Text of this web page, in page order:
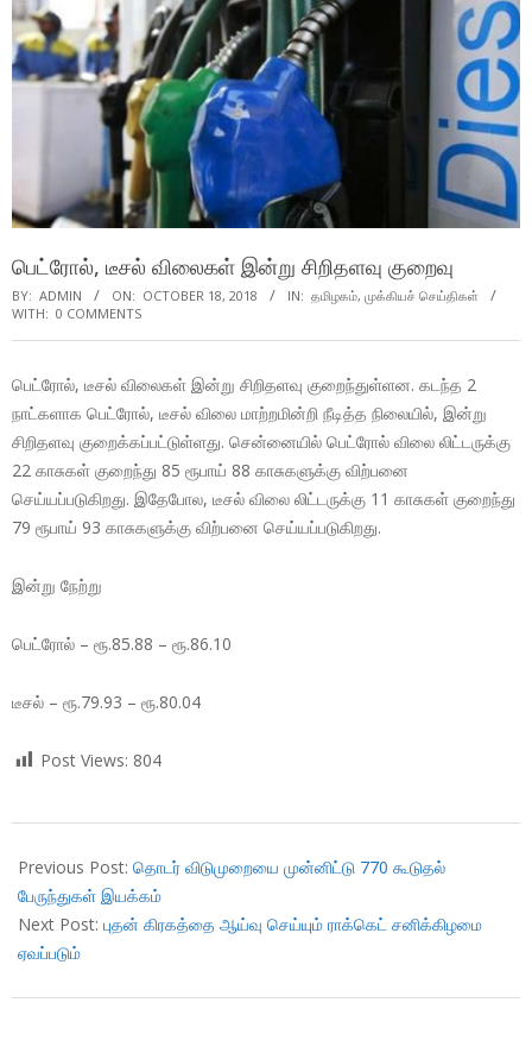
பெட்ரோல், டீசல் விலைகள் இன்று சிறிதளவு குறைவு
BY: ADMIN ON: OCTOBER 18, 2018 IN: தமிழகம், முக்கியச் செய்திகள்
WITH: 0 COMMENTS
பெட்ரோல், டீசல் விலைகள் இன்று சிறிதளவு குறைந்துள்ளன. கடந்த 2
நாட்களாக பெட்ரோல், டீசல் விலை மாற்றமின்றி நீடித்த நிலையில், இன்று
சிறிதளவு குறைக்கப்பட்டுள்ளது. சென்னையில் பெட்ரோல் விலை லிட்டருக்கு
22 காசுகள் குறைந்து 85 ரூபாய் 88 காசுகளுக்கு விற்பனை
செய்யப்படுகிறது. இதேபோல, டீசல் விலை லிட்டருக்கு 11 காசுகள் குறைந்து
79 ரூபாய் 93 காசுகளுக்கு விற்பனை செய்யப்படுகிறது.
இன்று நேற்று
பெட்ரோல் – ரூ.85.88 – ரூ.86.10
டீசல் – ரூ.79.93 – ரூ.80.04
Post Views: 804
10-
18
Previous Post: தொடர் விடுமுறையை முன்னிட்டு 770 கூடுதல்
பேருந்துகள் இயக்கம்
Next Post: புதன் கிரகத்தை ஆய்வு செய்யும் ராக்கெட் சனிக்கிழமை
ஏவப்படும்